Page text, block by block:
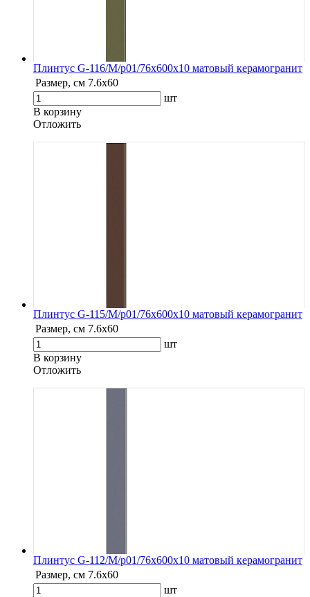
Плинтус G-116/М/p01/76x600x10 матовый керамогранит
Размер, см 7.6х60
шт
В корзину
Oтложить
Плинтус G-115/М/p01/76x600x10 матовый керамогранит
Размер, см 7.6х60
шт
В корзину
Oтложить
Плинтус G-112/М/p01/76x600x10 матовый керамогранит
Размер, см 7.6х60
шт